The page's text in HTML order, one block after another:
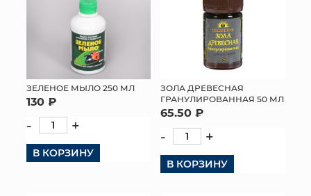
ЗЕЛЕНОЕ МЫЛО 250 МЛ
130 ₽
- +
В КОРЗИНУ
ЗОЛА ДРЕВЕСНАЯ
ГРАНУЛИРОВАННАЯ 50 МЛ
65.50 ₽
- +
В КОРЗИНУ